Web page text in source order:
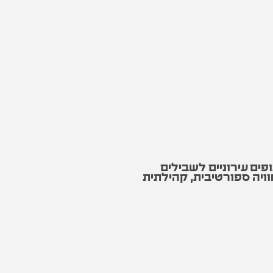
עירוניים לשבילים
ספורטיבית, קהילתית